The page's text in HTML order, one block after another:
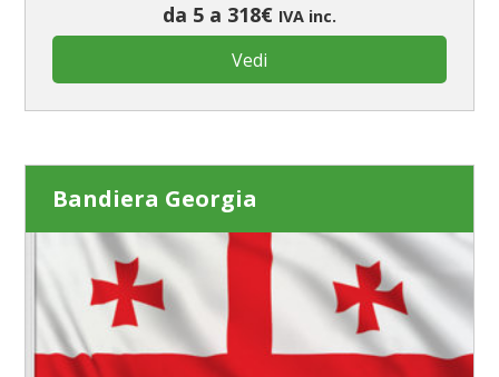
da 5 a 318€ IVA inc.
Vedi
Bandiera Georgia